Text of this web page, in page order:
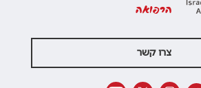
הרפואה
צרו קשר